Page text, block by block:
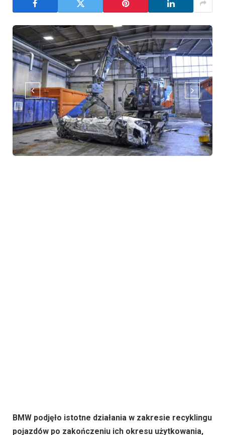
BMW podjęło istotne działania w zakresie recyklingu
pojazdów po zakończeniu ich okresu użytkowania,